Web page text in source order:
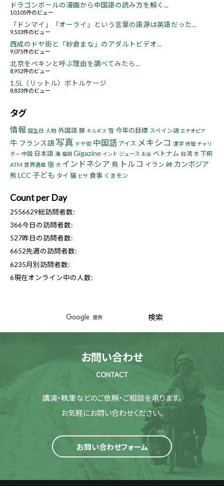
ドラゴンボールの漫画から中国語の読み方を解く...
10,105件のビュー
「ドンマイ」「オーライ」という言葉の語源は英語だった...
9,533件のビュー
西成のドヤ街と「紗倉まな」のアダルトビデオ...
9,075件のビュー
北京をペキンと呼ぶ理由を調べてみたら...
8,952件のビュー
1.5L（リットル）ボトルケージ
8,833件のビュー
タグ
情報 誕生日 人物 外国語 豚 キルギス 雪 今年の目標 スペイン語 エチオピア
牛 フランス語 写真 ドヤ街 中国語 アイス メキシコ 漢字 修理 チャリ
ダー 中国 日本語 海 福岡 Gigazine インド ジュース お金 ベトナム 台湾 羊 下痢
ATM 世界遺産 宿 犬 インドネシア 鳥 トルコ イラン 峠 カンボジア
熊LCC 子ども タイ 猫 ビザ 食事 くまモン
Count per Day
2556629総訪問者数:
366今日の訪問者数:
527昨日の訪問者数:
6652先週の訪問者数:
6235月別訪問者数:
6現在オンライン中の人数:
お問い合わせ
CONTACT
講演・執筆などのご依頼・ご相談を承ります。
お気軽にお問い合わせください。
お問い合わせフォーム